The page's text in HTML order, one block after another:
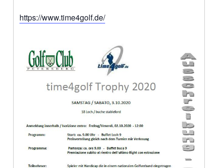
https://www.time4golf.de/